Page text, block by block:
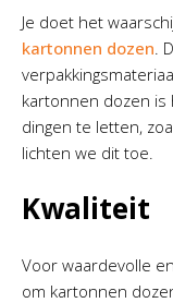
Je doet het
kartonnen dozen .
kartonnen dozen is
dingen te letten,
lichten we dit toe.
Kwaliteit
Voor waardevolle
om kartonnen